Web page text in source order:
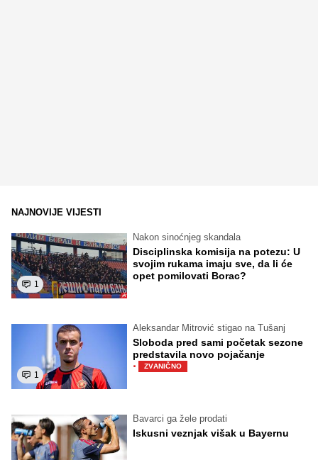
NAJNOVIJE VIJESTI
1
Nakon sinoćnjeg skandala
Disciplinska komisija na potezu: U
svojim rukama imaju sve, da li će
opet pomilovati Borac?
1
Aleksandar Mitrović stigao na Tušanj
Sloboda pred sami početak sezone
predstavila novo pojačanje
· ZVANIČNO
Bavarci ga žele prodati
Iskusni veznjak višak u Bayernu